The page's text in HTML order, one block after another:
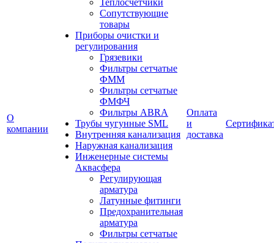
О
компании
Теплосчетчики
Сопутствующие
товары
Приборы очистки и
регулирования
Грязевики
Фильтры сетчатые
ФММ
Фильтры сетчатые
ФМФЧ
Фильтры ABRA
Трубы чугунные SML
Внутренняя канализация
Наружная канализация
Инженерные системы
Аквасфера
Регулирующая
арматура
Латунные фитинги
Предохранительная
арматура
Фильтры сетчатые
Оплата
и
доставка